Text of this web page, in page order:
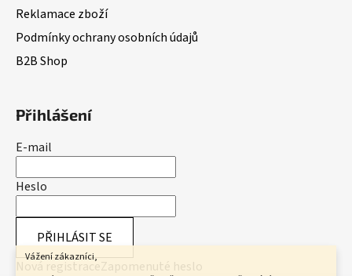
Vážení zákazníci,
Reklamace zboží
Podmínky ochrany osobních údajů
B2B Shop
Přihlášení
E-mail
Heslo
PŘIHLÁSIT SE
Nová registraceZapomenuté heslo